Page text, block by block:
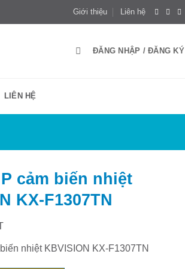
Giới thiệu Liên hệ
ĐĂNG NHẬP / ĐĂNG KÝ
LIÊN HỆ
cảm biến nhiệt
KX-F1307TN
nhiệt KBVISION KX-F1307TN